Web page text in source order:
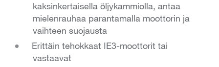
kaksinkertaisella öljykammiolla, antaa
mielenrauhaa parantamalla moottorin ja
vaihteen suojausta
Erittäin tehokkaat IE3-moottorit tai
vastaavat